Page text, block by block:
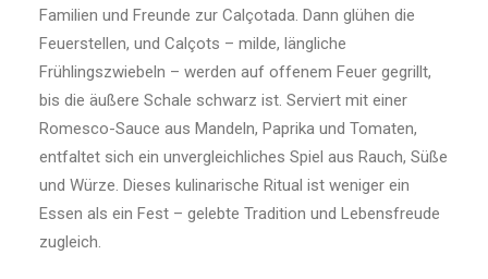
Familien und Freunde zur Calçotada. Dann glühen die
Feuerstellen, und Calçots – milde, längliche
Frühlingszwiebeln – werden auf offenem Feuer gegrillt,
bis die äußere Schale schwarz ist. Serviert mit einer
Romesco-Sauce aus Mandeln, Paprika und Tomaten,
entfaltet sich ein unvergleichliches Spiel aus Rauch, Süße
und Würze. Dieses kulinarische Ritual ist weniger ein
Essen als ein Fest – gelebte Tradition und Lebensfreude
zugleich.